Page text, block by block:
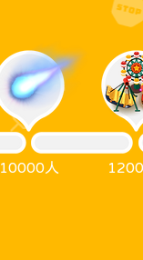
10000人